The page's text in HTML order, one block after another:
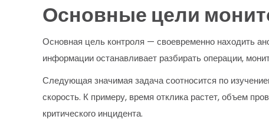
Основные цели
Основная цель контроля — своевременно находить
информации останавливает разбирать операции,
Следующая значимая задача соотносится по
скорость. К примеру, время отклика растет, объем
критического инцидента.